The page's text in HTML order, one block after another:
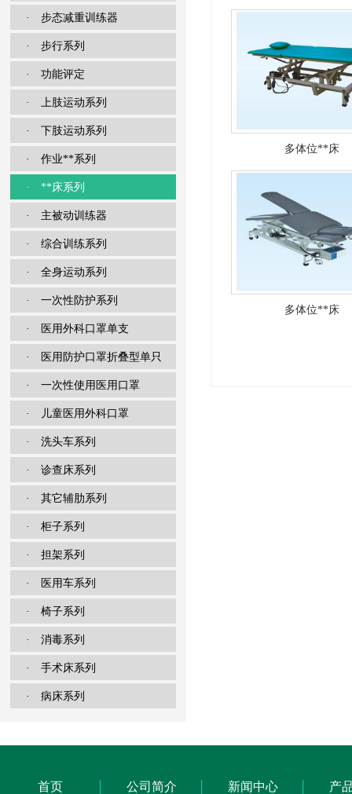
· 步态减重训练器
· 步行系列
· 功能评定
· 上肢运动系列
· 下肢运动系列
· 作业**系列
· **床系列
· 主被动训练器
· 综合训练系列
· 全身运动系列
· 一次性防护系列
· 医用外科口罩单支
· 医用防护口罩折叠型单只
· 一次性使用医用口罩
· 儿童医用外科口罩
· 洗头车系列
· 诊查床系列
· 其它辅肋系列
· 柜子系列
· 担架系列
· 医用车系列
· 椅子系列
· 消毒系列
· 手术床系列
· 病床系列
多体位**床
多体位**床
首页 公司简介 新闻中心 产